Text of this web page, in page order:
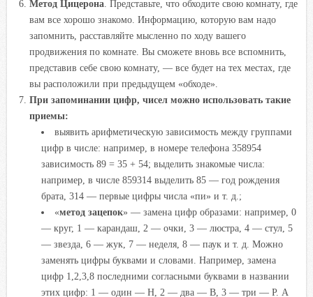
Метод Цицерона. Представьте, что обходите свою комнату, где
вам все хорошо знакомо. Информацию, которую вам надо
запомнить, расставляйте мысленно по ходу вашего
продвижения по комнате. Вы сможете вновь все вспомнить,
представив себе свою комнату, — все будет на тех местах, где
вы расположили при предыдущем «обходе».
При запоминании цифр, чисел можно использовать такие
приемы:
выявить арифметическую зависимость между группами
цифр в числе: например, в номере телефона 358954
зависимость 89 = 35 + 54; выделить знакомые числа:
например, в числе 859314 выделить 85 — год рождения
брата, 314 — первые цифры числа «пи» и т. д.;
«метод зацепок» — замена цифр образами: например, 0
— круг, 1 — карандаш, 2 — очки, 3 — люстра, 4 — стул, 5
— звезда, 6 — жук, 7 — неделя, 8 — паук и т. д. Можно
заменять цифры буквами и словами. Например, замена
цифр 1,2,3,8 последними согласными буквами в названии
этих цифр: 1 — один — Н, 2 — два — В, 3 — три — Р. А